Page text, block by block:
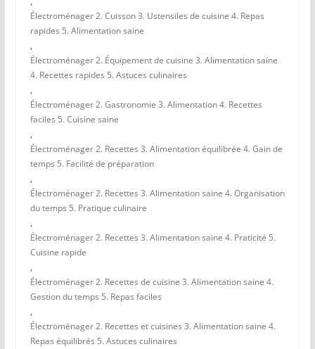
Électroménager 2. Cuisson 3. Ustensiles de cuisine 4. Repas
rapides 5. Alimentation saine
,
Électroménager 2. Équipement de cuisine 3. Alimentation saine
4. Recettes rapides 5. Astuces culinaires
,
Électroménager 2. Gastronomie 3. Alimentation 4. Recettes
faciles 5. Cuisine saine
,
Électroménager 2. Recettes 3. Alimentation équilibrée 4. Gain de
temps 5. Facilité de préparation
,
Électroménager 2. Recettes 3. Alimentation saine 4. Organisation
du temps 5. Pratique culinaire
,
Électroménager 2. Recettes 3. Alimentation saine 4. Praticité 5.
Cuisine rapide
,
Électroménager 2. Recettes de cuisine 3. Alimentation saine 4.
Gestion du temps 5. Repas faciles
,
Électroménager 2. Recettes et cuisines 3. Alimentation saine 4.
Repas équilibrés 5. Astuces culinaires